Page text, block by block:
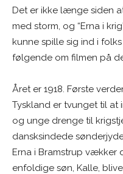
Det er ikke længe siden
med storm, og “Erna i
kunne spille sig ind i
følgende om filmen på
Året er 1918. Første
Tyskland er tvunget til
og unge drenge til
dansksindede
Erna i Bramstrup vækker
enfoldige søn, Kalle,